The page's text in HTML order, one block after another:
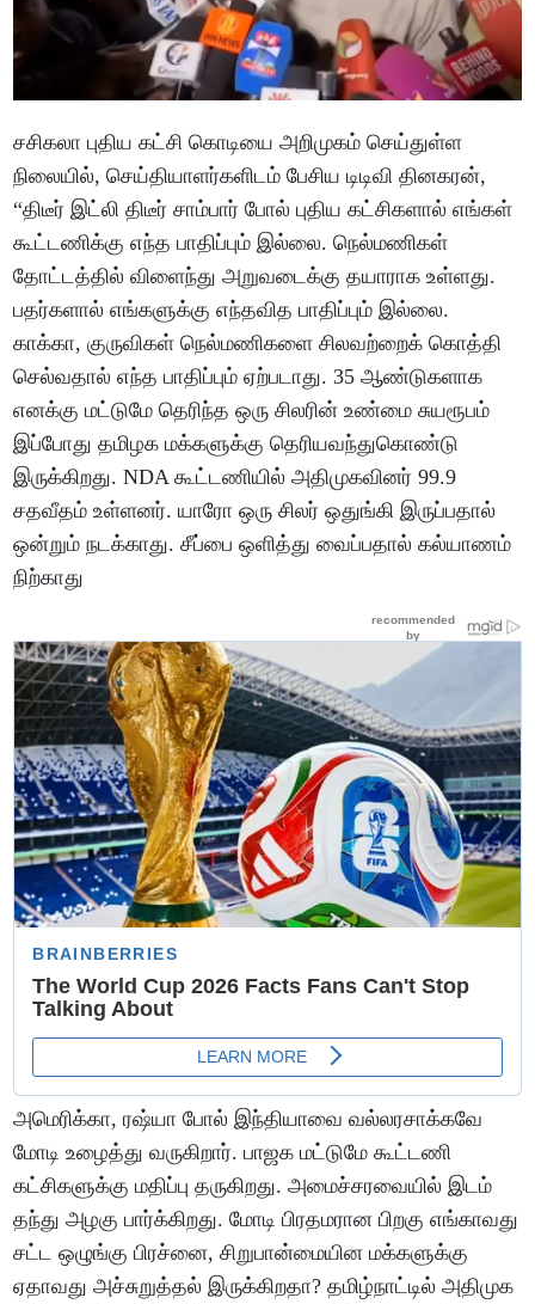
சசிகலா புதிய கட்சி கொடியை அறிமுகம் செய்துள்ள
நிலையில், செய்தியாளர்களிடம் பேசிய டிடிவி தினகரன்,
“திடீர் இட்லி திடீர் சாம்பார் போல் புதிய கட்சிகளால் எங்கள்
கூட்டணிக்கு எந்த பாதிப்பும் இல்லை. நெல்மணிகள்
தோட்டத்தில் விளைந்து அறுவடைக்கு தயாராக உள்ளது.
பதர்களால் எங்களுக்கு எந்தவித பாதிப்பும் இல்லை.
காக்கா, குருவிகள் நெல்மணிகளை சிலவற்றைக் கொத்தி
செல்வதால் எந்த பாதிப்பும் ஏற்படாது. 35 ஆண்டுகளாக
எனக்கு மட்டுமே தெரிந்த ஒரு சிலரின் உண்மை சுயரூபம்
இப்போது தமிழக மக்களுக்கு தெரியவந்துகொண்டு
இருக்கிறது. NDA கூட்டணியில் அதிமுகவினர் 99.9
சதவீதம் உள்ளனர். யாரோ ஒரு சிலர் ஒதுங்கி இருப்பதால்
ஒன்றும் நடக்காது. சீப்பை ஒளித்து வைப்பதால் கல்யாணம்
நிற்காது
அமெரிக்கா, ரஷ்யா போல் இந்தியாவை வல்லரசாக்கவே
மோடி உழைத்து வருகிறார். பாஜக மட்டுமே கூட்டணி
கட்சிகளுக்கு மதிப்பு தருகிறது. அமைச்சரவையில் இடம்
தந்து அழகு பார்க்கிறது. மோடி பிரதமரான பிறகு எங்காவது
சட்ட ஒழுங்கு பிரச்னை, சிறுபான்மையின மக்களுக்கு
ஏதாவது அச்சுறுத்தல் இருக்கிறதா? தமிழ்நாட்டில் அதிமுக